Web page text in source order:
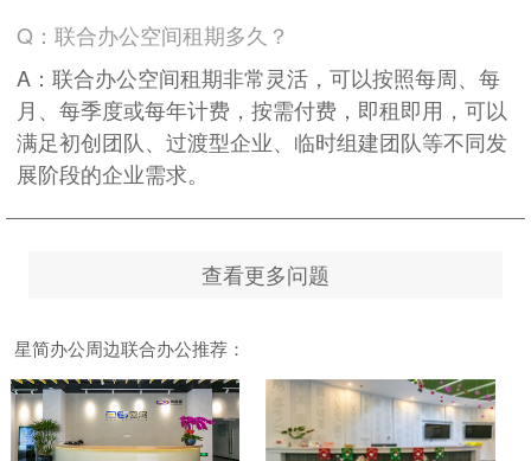
Q：联合办公空间租期多久？
A：联合办公空间租期非常灵活，可以按照每周、每
月、每季度或每年计费，按需付费，即租即用，可以
满足初创团队、过渡型企业、临时组建团队等不同发
展阶段的企业需求。
查看更多问题
星简办公周边联合办公推荐：